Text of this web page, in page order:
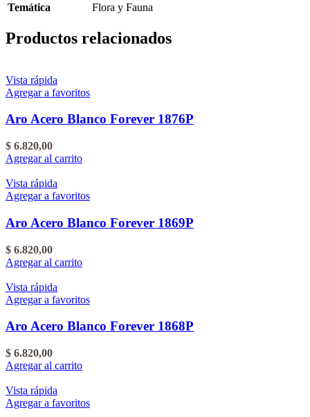
Temática Flora y Fauna
Productos relacionados
Vista rápida
Agregar a favoritos
Aro Acero Blanco Forever 1876P
$ 6.820,00
Agregar al carrito
Vista rápida
Agregar a favoritos
Aro Acero Blanco Forever 1869P
$ 6.820,00
Agregar al carrito
Vista rápida
Agregar a favoritos
Aro Acero Blanco Forever 1868P
$ 6.820,00
Agregar al carrito
Vista rápida
Agregar a favoritos